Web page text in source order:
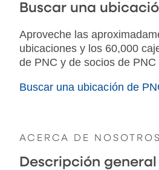
Buscar una
Aproveche las
ubicaciones y los 60,000
de PNC y de socios de
Buscar una ubicación de
ACERCA DE NOSOTROS
Descripción